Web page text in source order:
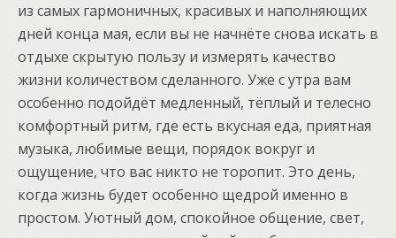
из самых гармоничных, красивых и наполняющих
дней конца мая, если вы не начнёте снова искать в
отдыхе скрытую пользу и измерять качество
жизни количеством сделанного. Уже с утра вам
особенно подойдёт медленный, тёплый и телесно
комфортный ритм, где есть вкусная еда, приятная
музыка, любимые вещи, порядок вокруг и
ощущение, что вас никто не торопит. Это день,
когда жизнь будет особенно щедрой именно в
простом. Уютный дом, спокойное общение, свет,